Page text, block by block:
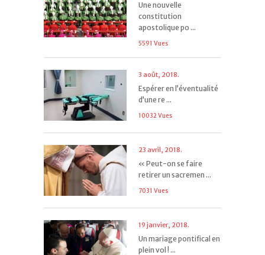
Une nouvelle
constitution
apostolique po ...
5591 Vues
3 août, 2018.
Espérer en l’éventualité
d’une re ...
10032 Vues
23 avril, 2018.
« Peut-on se faire
retirer un sacremen ...
7031 Vues
19 janvier, 2018.
Un mariage pontifical en
plein vol ! ...